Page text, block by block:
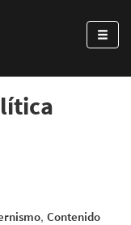
, Contenido